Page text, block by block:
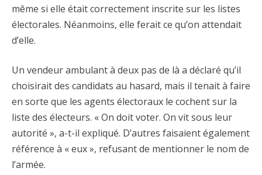
même si elle était correctement inscrite sur les listes
électorales. Néanmoins, elle ferait ce qu’on attendait
d’elle.
Un vendeur ambulant à deux pas de là a déclaré qu’il
choisirait des candidats au hasard, mais il tenait à faire
en sorte que les agents électoraux le cochent sur la
liste des électeurs. « On doit voter. On vit sous leur
autorité », a-t-il expliqué. D’autres faisaient également
référence à « eux », refusant de mentionner le nom de
l’armée.